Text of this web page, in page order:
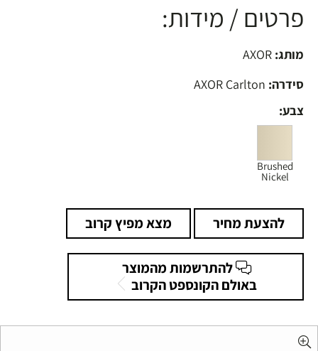
פרטים / מידות:
מותג:
סידרה:
צבע:
Brushed
Nickel
להצעת מחיר מצא מפיץ קרוב
להתרשמות מהמוצר
באולם הקונספט הקרוב